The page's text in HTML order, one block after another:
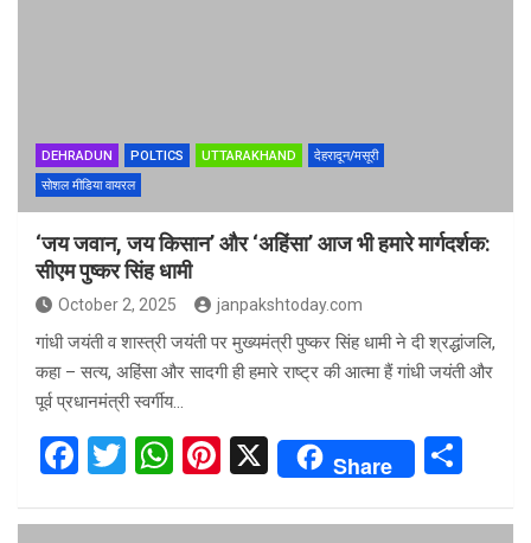
DEHRADUN POLTICS UTTARAKHAND
देहरादून/मसूरी
सोशल मीडिया वायरल
‘जय जवान, जय किसान’ और ‘अहिंसा’ आज भी हमारे मार्गदर्शक:
सीएम पुष्कर सिंह धामी
October 2, 2025 janpakshtoday.com
गांधी जयंती व शास्त्री जयंती पर मुख्यमंत्री पुष्कर सिंह धामी ने दी श्रद्धांजलि,
कहा – सत्य, अहिंसा और सादगी ही हमारे राष्ट्र की आत्मा हैं गांधी जयंती और
पूर्व प्रधानमंत्री स्वर्गीय…
F
ce
T
tt
W
at
Pi
er
X Share
ar